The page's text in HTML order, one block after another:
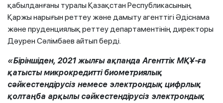
қабылданғаны туралы Қазақстан Республикасының
Қаржы нарығын реттеу және дамыту агенттігі Әдіснама
және пруденциялық реттеу департаментінің директоры
Дәурен Сәлімбаев айтып берді.
«Біріншіден, 2021 жылғы ақпанда Агенттік МҚҰ-ға
қатысты микрокредитті биометриялық
сәйкестендірусіз немесе электрондық цифрлық
қолтаңба арқылы сәйкестендірусіз электрондық